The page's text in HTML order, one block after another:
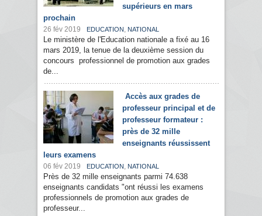
supérieurs en mars
prochain
26 fév 2019 EDUCATION , NATIONAL
Le ministère de l'Education nationale a fixé au 16
mars 2019, la tenue de la deuxième session du
concours professionnel de promotion aux grades
de...
Accès aux grades de
professeur principal et de
professeur formateur :
près de 32 mille
enseignants réussissent
leurs examens
06 fév 2019 EDUCATION , NATIONAL
Près de 32 mille enseignants parmi 74.638
enseignants candidats "ont réussi les examens
professionnels de promotion aux grades de
professeur...